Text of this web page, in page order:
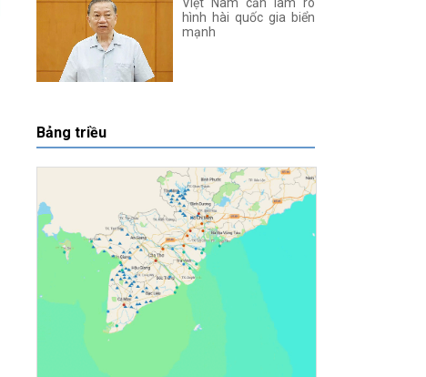
hình hài quốc gia biển
mạnh
Bảng triều